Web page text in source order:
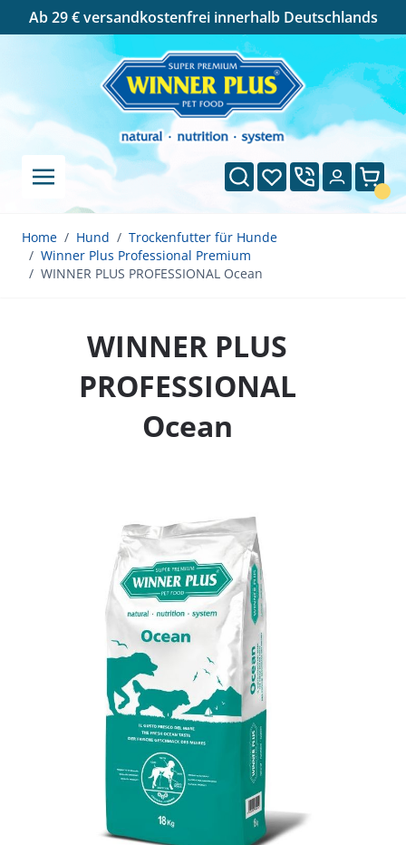
Ab 29 € versandkostenfrei innerhalb Deutschlands
Direkt zum Inhalt
SucheWunschliste
Home / Hund / Trockenfutter für Hunde
/ Winner Plus Professional Premium
/ WINNER PLUS PROFESSIONAL Ocean
WINNER PLUS
PROFESSIONAL
Ocean
Cookie-Einstellungen